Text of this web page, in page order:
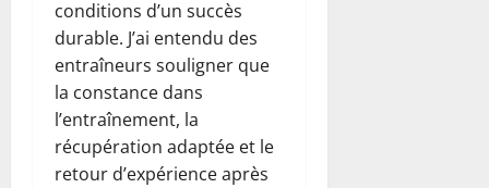
conditions d’un succès
durable. J’ai entendu des
entraîneurs souligner que
la constance dans
l’entraînement, la
récupération adaptée et le
retour d’expérience après